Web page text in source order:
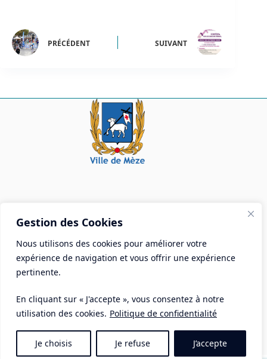
Gestion des Cookies
Nous utilisons des cookies pour améliorer votre
expérience de navigation et vous offrir une expérience
pertinente.
En cliquant sur « J'accepte », vous consentez à notre
utilisation des cookies. Politique de confidentialité
Je choisis Je refuse J’accepte
PRÉCÉDENT SUIVANT
Mairie de Mèze
Place Aristide Briand - BP 28 34140 Mèze
Tél :04 67 18 30 30
Mail :
Mentions Légales